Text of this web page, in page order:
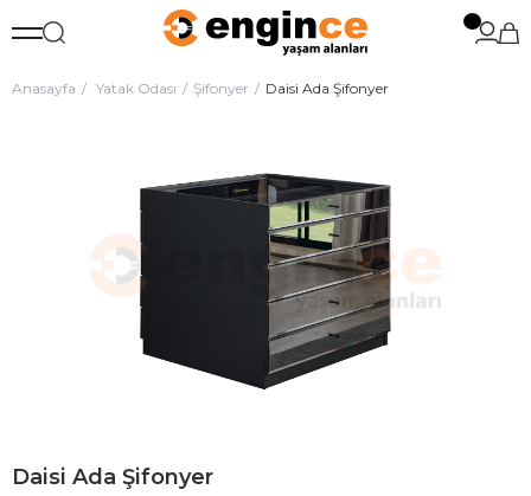
Anasayfa Yatak Odası Şifonyer Daisi Ada Şifonyer
Daisi Ada Şifonyer